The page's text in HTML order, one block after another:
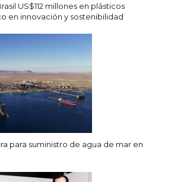
US$112 millones en plásticos
en innovación y sostenibilidad
para suministro de agua de mar en